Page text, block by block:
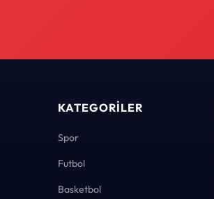
KATEGORILER
Spor
Futbol
Basketbol